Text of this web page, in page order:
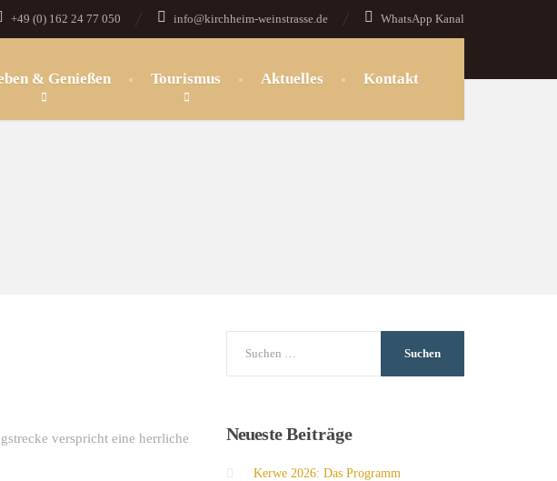
+49 (0) 162 24 77 050 info@kirchheim-weinstrasse.de WhatsApp Kanal
& Genießen Tourismus Aktuelles Kontakt
verspricht eine herrliche
NeuesteBeiträge
Kerwe 2026: Das Programm